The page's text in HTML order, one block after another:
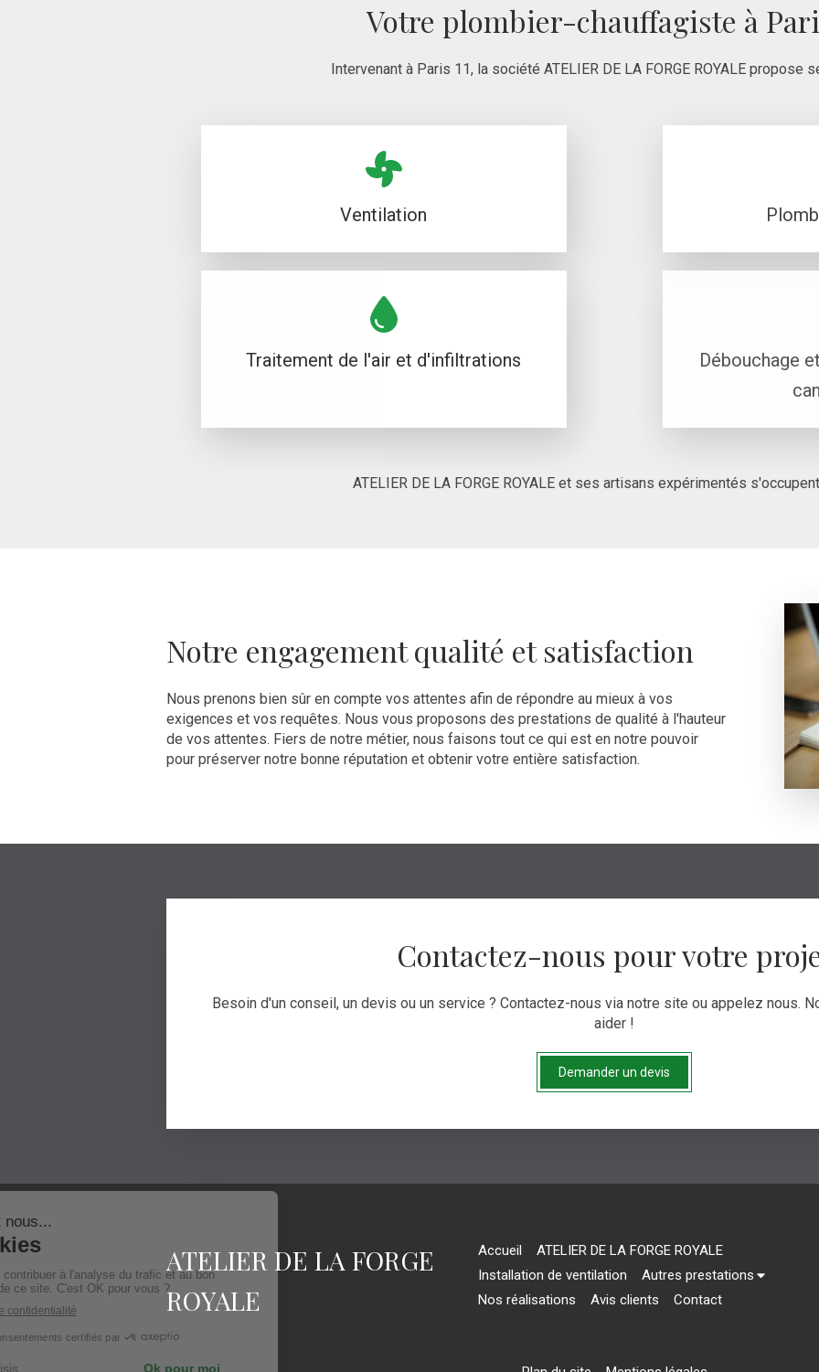
Votre plombier-chauffagiste à
Intervenant à Paris 11, la société ATELIER DE LA FORGE ROYALE propose
Ventilation
Traitement de l'air et d'infiltrations
Débouchage
ATELIER DE LA FORGE ROYALE et ses artisans expérimentés
Notre engagement qualité et satisfaction
Nous prenons bien sûr en compte vos attentes afin de répondre au mieux à vos
exigences et vos requêtes. Nous vous proposons des prestations de qualité à l'hauteur
de vos attentes. Fiers de notre métier, nous faisons tout ce qui est en notre pouvoir
pour préserver notre bonne réputation et obtenir votre entière satisfaction.
Contactez-nous pour votre
Besoin d'un conseil, un devis ou un service ? Contactez-nous via notre site ou appelez nous.
aider !
Demander un devis
ATELIER DE LA FORGE
ROYALE
Accueil
ATELIER DE LA FORGE ROYALE
Installation de ventilation
Autres prestations
Nos réalisations
Avis clients Contact